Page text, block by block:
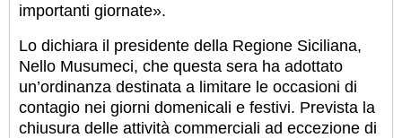
importanti giornate».
Lo dichiara il presidente della Regione Siciliana,
Nello Musumeci, che questa sera ha adottato
un’ordinanza destinata a limitare le occasioni di
contagio nei giorni domenicali e festivi. Prevista la
chiusura delle attività commerciali ad eccezione di